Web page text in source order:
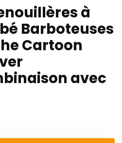
à
Barboteuses
Cartoon
avec